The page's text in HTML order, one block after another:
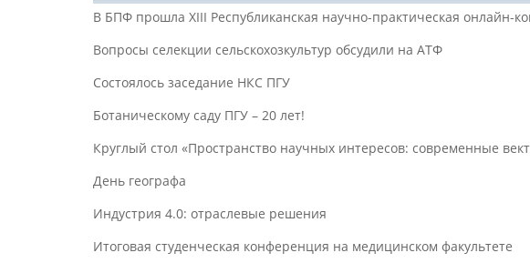
В БПФ прошла XIII Республиканская научно-практическая онлайн-
Вопросы селекции сельскохозкультур обсудили на АТФ
Состоялось заседание НКС ПГУ
Ботаническому саду ПГУ – 20 лет!
Круглый стол «Пространство научных интересов: современные
День географа
Индустрия 4.0: отраслевые решения
Итоговая студенческая конференция на медицинском факультете